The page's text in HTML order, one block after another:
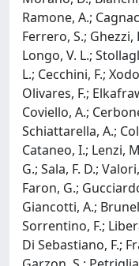
Ramone, A.;
Ferrero, S.; Ghezzi,
Longo, V. L.;
L.; Cecchini, F.;
Olivares, F.;
Coviello, A.;
Schiattarella, A.;
Cataneo, I.; Lenzi,
G.; Sala, F. D.;
Faron, G.;
Giancotti, A.;
Sorrentino, F.;
Di Sebastiano, F.;